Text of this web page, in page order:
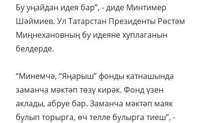
Бу уңайдан идея бар”, - диде Минтимер
Шәймиев. Ул Татарстан Президенты Рөстәм
Миңнехановның бу идеяне хуплаганын
белдерде.
“Минемчә, “Яңарыш” фонды катнашында
заманча мәктәп төзү кирәк. Фонд үзен
аклады, абруе бар. Заманча мәктәп маяк
булып торырга, өч телле булырга тиеш”, -